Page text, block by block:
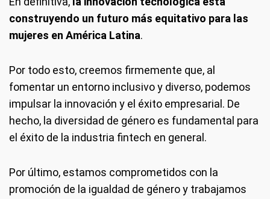
construyendo un futuro más equitativo para las
mujeres en América Latina.
Por todo esto, creemos firmemente que, al
fomentar un entorno inclusivo y diverso, podemos
impulsar la innovación y el éxito empresarial. De
hecho, la diversidad de género es fundamental para
el éxito de la industria fintech en general.
Por último, estamos comprometidos con la
promoción de la igualdad de género y trabajamos